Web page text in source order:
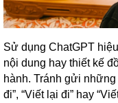
Sử dụng ChatGPT
nội dung hay thiết kế
hành. Tránh gửi
đi”, “Viết lại đi” hay